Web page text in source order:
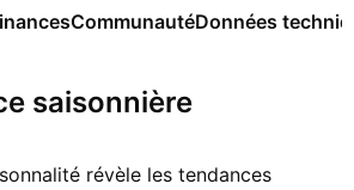
CommunautéDonnées
saisonnière
révèle les tendances